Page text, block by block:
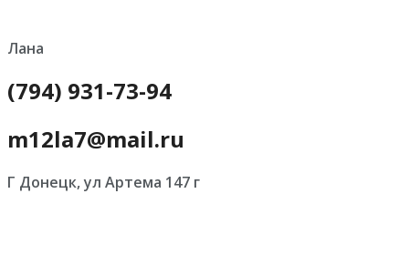
Лана
(794) 931-73-94
m12la7@mail.ru
Г Донецк, ул Артема 147 г